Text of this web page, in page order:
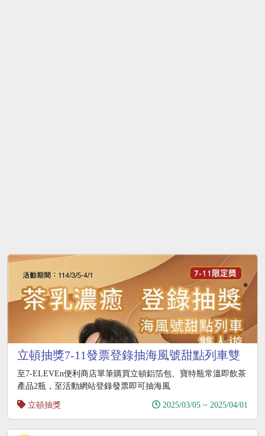
立頓抽獎7-11發票登錄抽海風號甜點列車雙
人遊
至7-ELEVEn便利商店單筆購買立頓鋁箔包、寶特瓶常溫即飲茶
產品2瓶，至活動網站登錄發票即可抽海風
立頓抽獎
2025/03/05 ~ 2025/04/01